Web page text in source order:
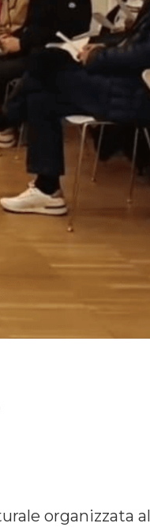
organizzata al